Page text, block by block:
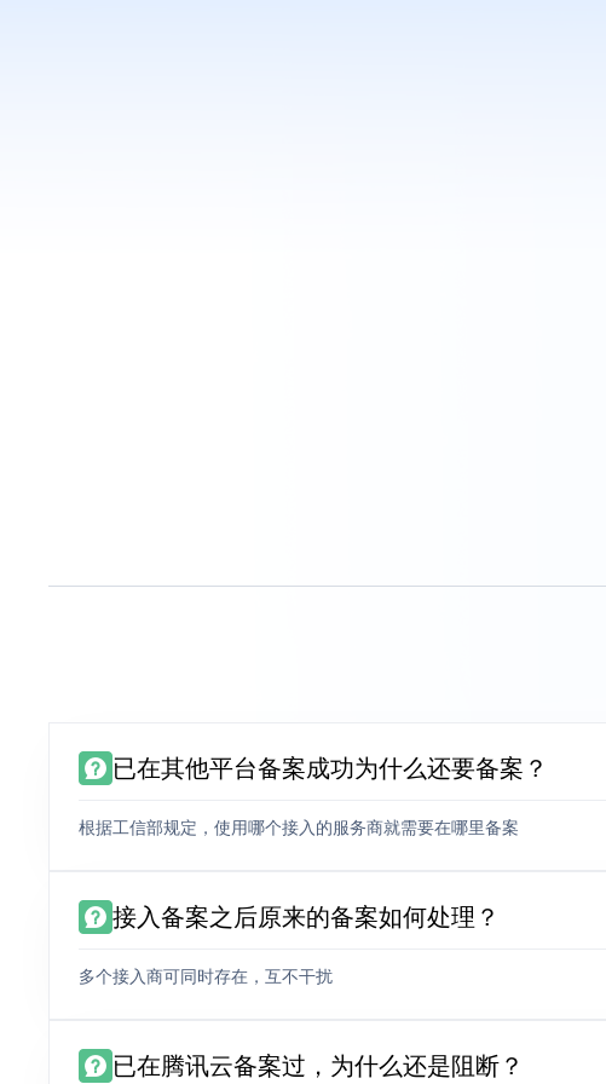
已在其他平台备案成功为什么还要备案？
根据工信部规定，使用哪个接入的服务商就需要在哪里备案
接入备案之后原来的备案如何处理？
多个接入商可同时存在，互不干扰
已在腾讯云备案过，为什么还是阻断？